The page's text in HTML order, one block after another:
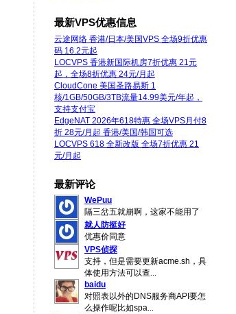
最新VPS优惠信息
云途网络 香港/日本/美国VPS 全场9折优惠
码 16.2元起
LOCVPS 香港新国际机房7折优惠 21元
起，全场8折优惠 24元/月起
CloudCone 美国圣路易斯 1
核/1GB/50GB/3TB流量14.99美元/年起，
支持支付宝
EdgeNAT 2026年618特惠 全场VPS月付8
折 28元/月起 香港/美国/韩国可选
LOCVPS 618 全新改版 全场7折优惠 21
元/月起
最新评论
WePuu
隔三岔五就崩啊，这家不能用了
就人防挺好
优惠价同意
VPS侦探
支持，但是需要更新acme.sh，具
体使用方法可以查
baidu
对照表以外的DNS服务商API要怎
么操作呢比如spa